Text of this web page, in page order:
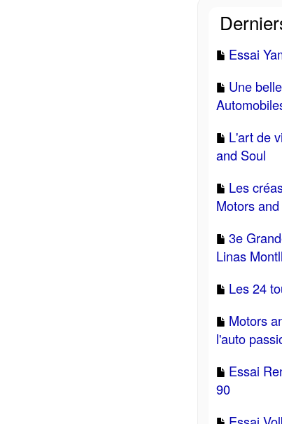
Essai
Une
L'art de
and Soul
Les
Motors
3e
Linas
Les 24
Motors
l'auto
Essai
90